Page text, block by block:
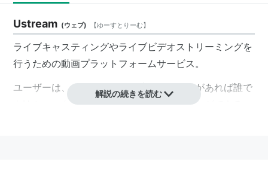
Ustream (ウェブ) 【ゆーすとりーむ】
ライブキャスティングやライブビデオストリーミングを
行うための動画プラットフォームサービス。
ユーザーは、インターネット接続とカメラがあれば誰で
もUstreamを使って世界中に放送を行うことができる。
解説の続きを読む